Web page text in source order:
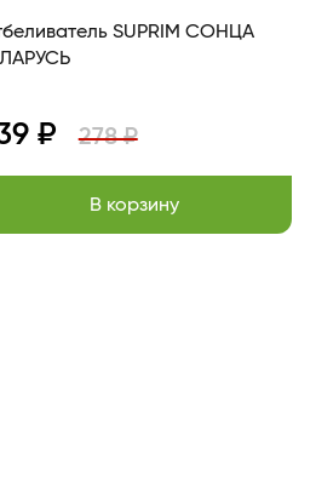
SUPRIM СОНЦА
₽ 278 ₽
В корзину